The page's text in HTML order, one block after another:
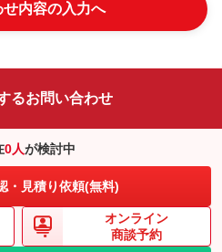
せ内容の入力へ
るお問い合わせ
0人が検討中
・見積り依頼(無料)
オンライン
商談予約